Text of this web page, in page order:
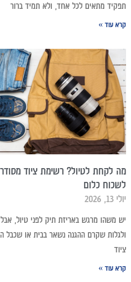
תפקיד מתאים לכל אחד, ולא תמיד ברור
קרא עוד »
מה לקחת לטיול? רשימת ציוד
לשכוח כלום
יולי 13, 2026
יש משהו מרגש באריזת תיק לפני טיול,
ולגלות שקרם ההגנה נשאר בבית או שכבל
ציוד
קרא עוד »